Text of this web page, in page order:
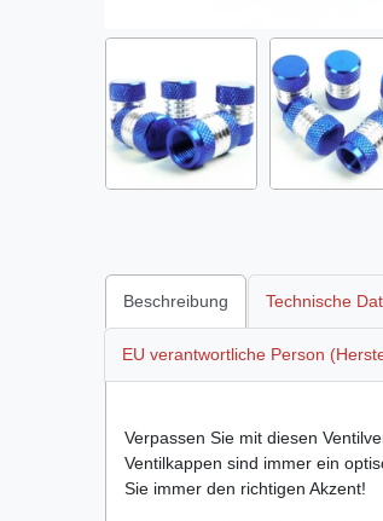
Beschreibung Technische
EU verantwortliche Person
Verpassen Sie mit diesen
Ventilkappen sind immer ein
Sie immer den richtigen Akzent!